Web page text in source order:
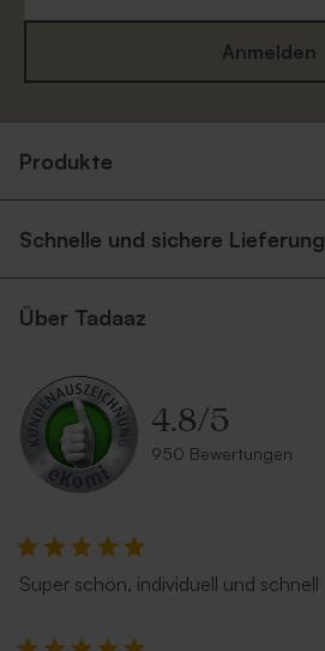
Silberner Umschlag
Terrakotta Umschlag
Neu
Anmelden
Produkte
Schnelle und sichere Lieferung
Über Tadaaz
4.8/5
950 Bewertungen
Super schön, individuell und schnell